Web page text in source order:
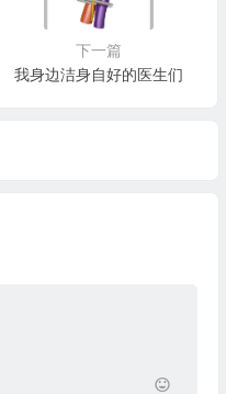
下一篇
我身边洁身自好的医生们